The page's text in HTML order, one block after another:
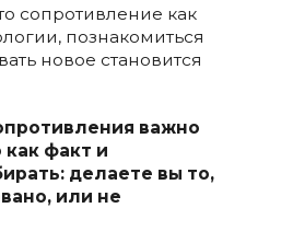
сопротивление как
познакомиться
новое становится
важно
как факт и
делаете вы то,
, или не